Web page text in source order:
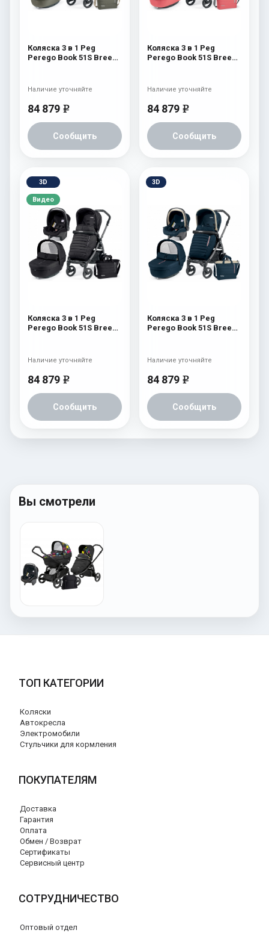
Коляска 3 в 1 Peg
Perego Book 51S Breeze
Kaki
84 879 e
Сообщить
Наличие уточняйте
Коляска 3 в 1 Peg
Perego Book 51S Breeze
Coral
84 879 e
Сообщить
Наличие уточняйте
3D
Видео
Коляска 3 в 1 Peg
Perego Book 51S Breeze
Noir
84 879 e
Сообщить
Наличие уточняйте
3D
Коляска 3 в 1 Peg
Perego Book 51S Breeze
84 879 e
Сообщить
Наличие уточняйте
Вы смотрели
ТОП КАТЕГОРИИ
Коляски
Автокресла
Электромобили
Стульчики для кормления
ПОКУПАТЕЛЯМ
Доставка
Гарантия
Оплата
Обмен / Возврат
Сертификаты
Сервисный центр
СОТРУДНИЧЕСТВО
Оптовый отдел